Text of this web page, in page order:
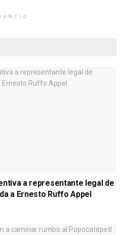
a representante legal de
a Ernesto Ruffo Appel